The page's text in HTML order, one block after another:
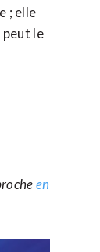
; elle
peut le
en